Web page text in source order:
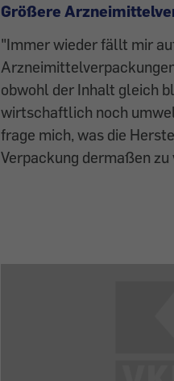
Größere
"Immer wieder fällt mir
obwohl der Inhalt gleich
wirtschaftlich noch
frage mich, was die
Verpackung dermaßen